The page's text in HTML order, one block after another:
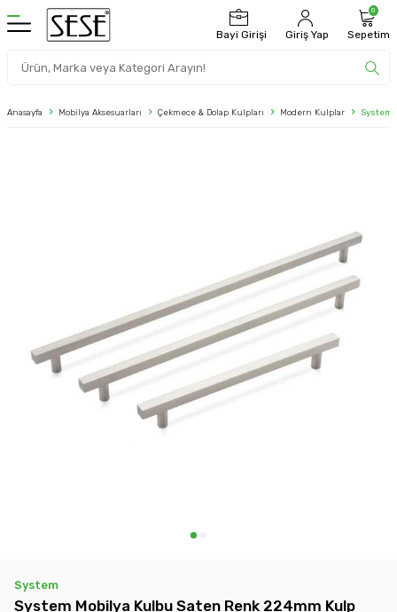
Bayi Girişi Giriş Yap
0
Sepetim
Anasayfa Mobilya Aksesuarları Çekmece & Dolap Kulpları Modern Kulplar System
System
System Mobilya Kulbu Saten Renk 224mm Kulp